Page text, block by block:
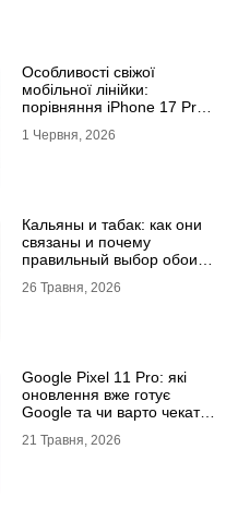
Особливості свіжої
мобільної лінійки:
порівняння iPhone 17 Pro
1 Червня, 2026
Кальяны и табак: как они
связаны и почему
правильный выбор обоих
26 Травня, 2026
Google Pixel 11 Pro: які
оновлення вже готує
Google та чи варто чекати
21 Травня, 2026